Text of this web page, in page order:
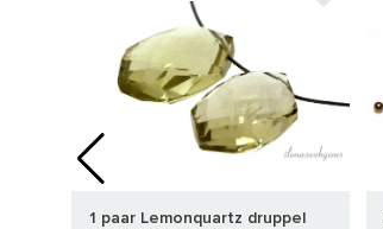
1 paar Lemonquartz druppel